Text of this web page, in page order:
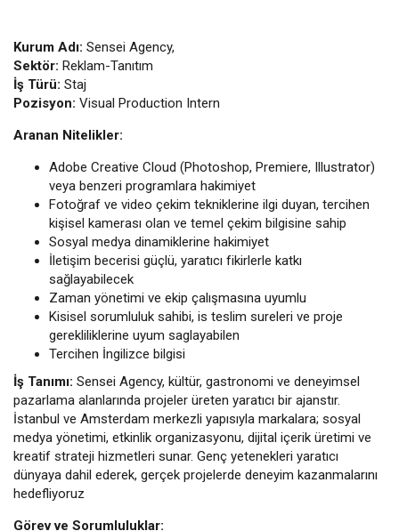
Kurum Adı: Sensei Agency,
Sektör: Reklam-Tanıtım
İş Türü: Staj
Pozisyon: Visual Production Intern
Aranan Nitelikler:
Adobe Creative Cloud (Photoshop, Premiere, Illustrator)
veya benzeri programlara hakimiyet
Fotoğraf ve video çekim tekniklerine ilgi duyan, tercihen
kişisel kamerası olan ve temel çekim bilgisine sahip
Sosyal medya dinamiklerine hakimiyet
İletişim becerisi güçlü, yaratıcı fikirlerle katkı
sağlayabilecek
Zaman yönetimi ve ekip çalışmasına uyumlu
Kisisel sorumluluk sahibi, is teslim sureleri ve proje
gerekliliklerine uyum saglayabilen
Tercihen İngilizce bilgisi
İş Tanımı: Sensei Agency, kültür, gastronomi ve deneyimsel
pazarlama alanlarında projeler üreten yaratıcı bir ajanstır.
İstanbul ve Amsterdam merkezli yapısıyla markalara; sosyal
medya yönetimi, etkinlik organizasyonu, dijital içerik üretimi ve
kreatif strateji hizmetleri sunar. Genç yetenekleri yaratıcı
dünyaya dahil ederek, gerçek projelerde deneyim kazanmalarını
hedefliyoruz
Görev ve Sorumluluklar: